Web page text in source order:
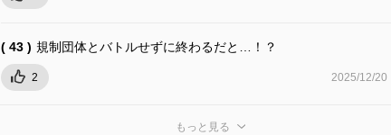
( 43 ) 規制団体とバトルせずに終わるだと…！？
2 2025/12/20
もっと見る